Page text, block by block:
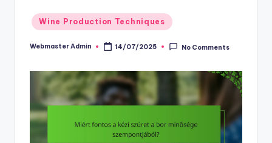
Posted
in
Wine Production Techniques
Posted
Webmaster Admin 14/07/2025 No Comments